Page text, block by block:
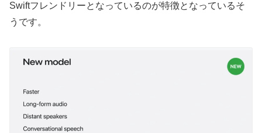
Swiftフレンドリーとなっているのが特徴となっているそ
うです。